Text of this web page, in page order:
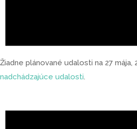
Žiadne plánované udalosti na 27 mája,
nadchádzajúce udalosti.